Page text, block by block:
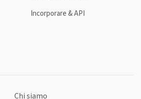
Incorporare & API
Chi siamo